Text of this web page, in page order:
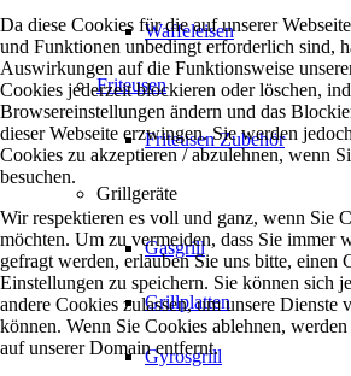
Waffeleisen
Friteusen
Friteusen Zubehör
Grillgeräte
Gasgrill
Grillplatten
Gyrosgrill
Da diese Cookies für die auf unserer
und Funktionen unbedingt erforderlich sind,
Auswirkungen auf die Funktionsweise
Cookies jederzeit blockieren oder löschen,
Browsereinstellungen ändern und das
dieser Webseite erzwingen. Sie werden
Cookies zu akzeptieren / abzulehnen, wenn
besuchen.
Wir respektieren es voll und ganz, wenn Sie
möchten. Um zu vermeiden, dass Sie immer
gefragt werden, erlauben Sie uns bitte, einen
Einstellungen zu speichern. Sie können sich
andere Cookies zulassen, um unsere Dienste
können. Wenn Sie Cookies ablehnen,
auf unserer Domain entfernt.